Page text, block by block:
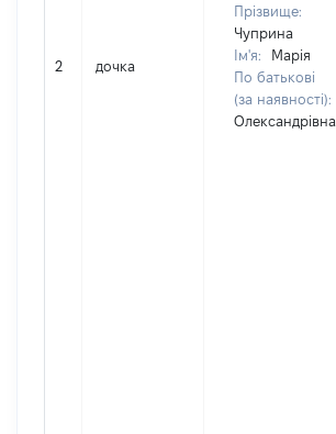
2 дочка
Прізвище:
Чуприна
Ім'я:
Марія
По батькові
(за наявності):
Олександрівна